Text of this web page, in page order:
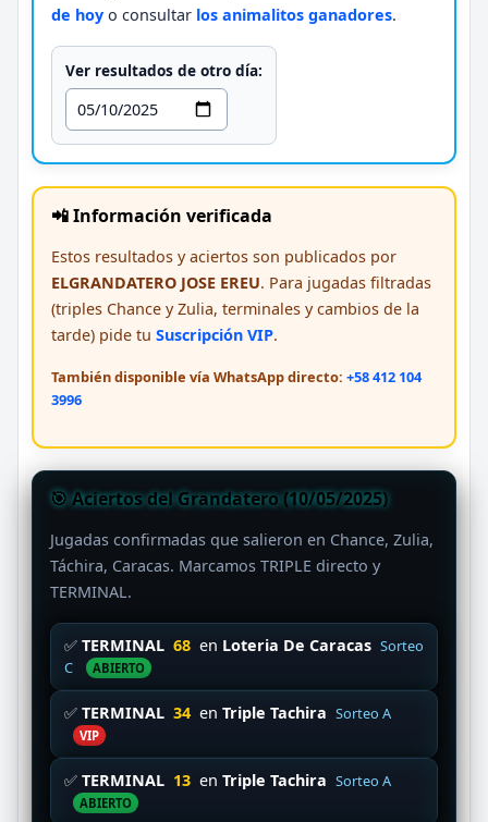
de hoy o consultar los animalitos ganadores.
Ver resultados de otro día:
📲 Información verificada
Estos resultados y aciertos son publicados por
ELGRANDATERO JOSE EREU. Para jugadas filtradas
(triples Chance y Zulia, terminales y cambios de la
tarde) pide tu Suscripción VIP.
También disponible vía WhatsApp directo: +58 412 104
3996
🎯 Aciertos del Grandatero (10/05/2025)
Jugadas confirmadas que salieron en Chance, Zulia,
Táchira, Caracas. Marcamos TRIPLE directo y
TERMINAL.
✅ TERMINAL 68 en Loteria De Caracas Sorteo
C
ABIERTO
✅ TERMINAL 34 en Triple Tachira Sorteo A
VIP
✅ TERMINAL 13 en Triple Tachira Sorteo A
ABIERTO